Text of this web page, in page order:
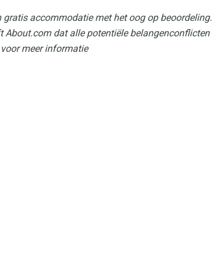
accommodatie met het oog op beoordeling.
About.com dat alle potentiële belangenconflicten
meer informatie